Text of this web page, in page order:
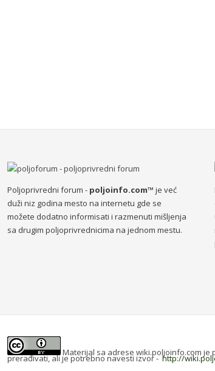
Poljoprivredni forum - poljoinfo.com™ je već
duži niz godina mesto na internetu gde se
možete dodatno informisati i razmenuti mišljenja
sa drugim poljoprivrednicima na jednom mestu.
Materijal sa adrese wiki.poljoinfo.com je
prerađivati, ali je potrebno navesti izvor -http://